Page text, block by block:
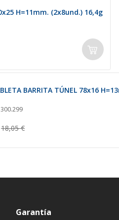
H=11mm. (2x8und.) 16,4g
BARRITA TÚNEL 78x16
18,05 €
Garantía